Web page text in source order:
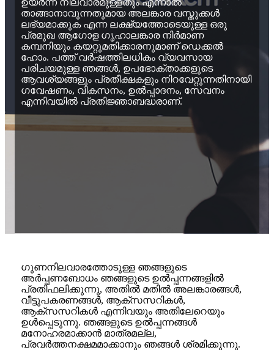
താങ്ങാനാവുന്നതുമായ അലങ്കാര വസ്തുക്കൾ
ലഭ്യമാക്കുക എന്ന ലക്ഷ്യത്തോടെയുള്ള ഒരു
പ്രമുഖ ആഗോള ഗൃഹാലങ്കാര നിർമാണ
കമ്പനിയും കയറ്റുമതിക്കാരനുമാണ് ഡെക്കൽ
ഹോം. പത്ത് വർഷത്തിലധികം വ്യവസായ
പരിചയമുള്ള ഞങ്ങൾ, ഉപഭോക്താക്കളുടെ
ആവശ്യങ്ങളും പ്രതീക്ഷകളും നിറവേറ്റുന്നതിനായി
ഗവേഷണം, വികസനം, ഉൽപ്പാദനം, സേവനം
എന്നിവയിൽ പ്രതിജ്ഞാബദ്ധരാണ്.
ഗുണനിലവാരത്തോടുള്ള ഞങ്ങളുടെ
അർപ്പണബോധം ഞങ്ങളുടെ ഉൽപ്പന്നങ്ങളിൽ
പ്രതിഫലിക്കുന്നു, അതിൽ മതിൽ അലങ്കാരങ്ങൾ,
വീട്ടുപകരണങ്ങൾ, ആക്സസറികൾ,
ആക്സസറികൾ എന്നിവയും അതിലേറെയും
ഉൾപ്പെടുന്നു. ഞങ്ങളുടെ ഉൽപ്പന്നങ്ങൾ
മനോഹരമാക്കാൻ മാത്രമല്ല,
പ്രവർത്തനക്ഷമമാക്കാനും ഞങ്ങൾ ശ്രമിക്കുന്നു.